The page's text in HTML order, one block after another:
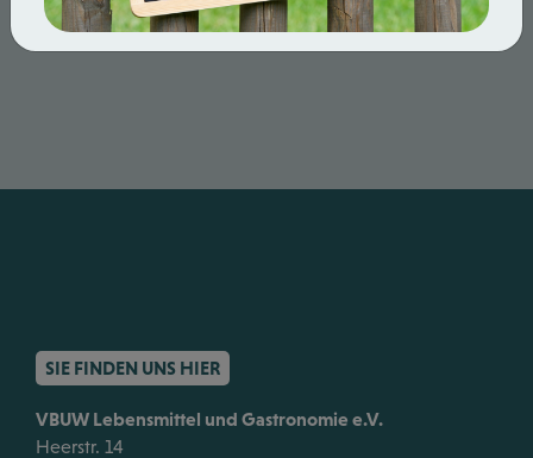
Eservice@vbuw-online.de
SIE FINDEN UNS HIER
VBUW Lebensmittel und Gastronomie e.V.
Heerstr. 14